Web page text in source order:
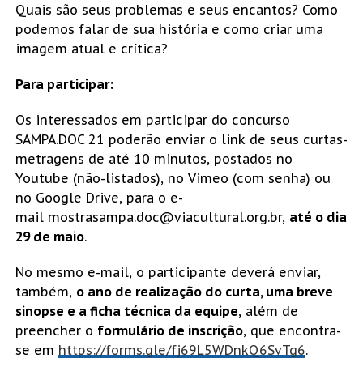
Quais são seus problemas e seus encantos? Como
podemos falar de sua história e como criar uma
imagem atual e crítica?
Para participar:
Os interessados em participar do concurso
SAMPA.DOC 21 poderão enviar o link de seus curtas-
metragens de até 10 minutos, postados no
Youtube (não-listados), no Vimeo (com senha) ou
no Google Drive, para o e-
mail mostrasampa.doc@viacultural.org.br, até o dia
29 de maio.
No mesmo e-mail, o participante deverá enviar,
também, o ano de realização do curta, uma breve
sinopse e a ficha técnica da equipe, além de
preencher o formulário de inscrição, que encontra-
se em https://forms.gle/fj69L5WDnkQ6SvTg6.